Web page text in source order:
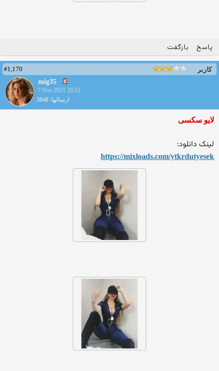
پاسخ بازگفت
کاربر
#1,170
mig35
7 Nov 2021 20:55
ارسالها: 3848
لایو سکسی
لینک دانلود:
https://mixloads.com/ytkrdutyesek